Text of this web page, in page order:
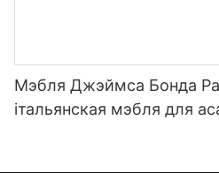
Мэбля Джэймса Бонда
італьянская мэбля для